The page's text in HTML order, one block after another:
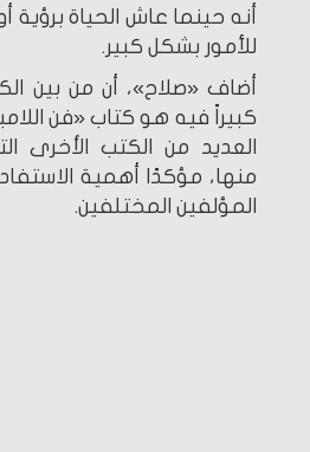
أنه حينما عاش الحياة برؤية
للأمور بشكل كبير.
أضاف «صلاح»، أن من بين
كبيراً فيه هو كتاب «فن
العديد من الكتب الأخرى
منها، مؤكدًا أهمية
المؤلفين المختلفين.